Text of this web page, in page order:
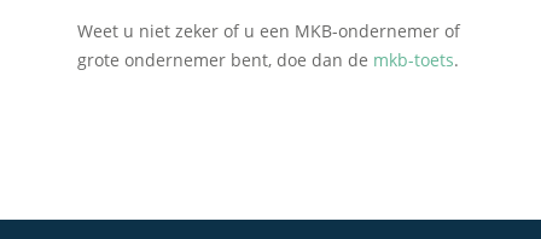
Weet u niet zeker of u een MKB-ondernemer of
grote ondernemer bent, doe dan de mkb-toets.